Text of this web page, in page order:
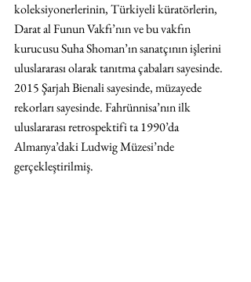
koleksiyonerlerinin, Türkiyeli küratörlerin,
Darat al Funun Vakfı’nın ve bu vakfın
kurucusu Suha Shoman’ın sanatçının işlerini
uluslararası olarak tanıtma çabaları sayesinde.
2015 Şarjah Bienali sayesinde, müzayede
rekorları sayesinde. Fahrünnisa’nın ilk
uluslararası retrospektifi ta 1990’da
Almanya’daki Ludwig Müzesi’nde
gerçekleştirilmiş.